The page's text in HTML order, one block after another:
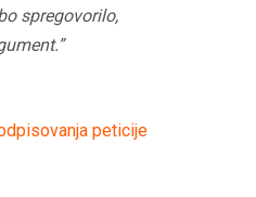
spregovorilo,
peticije